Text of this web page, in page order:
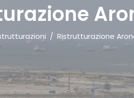
/ Ristrutturazione